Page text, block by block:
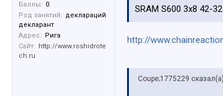
Баллы: 0
Род занятий: деклараций
декларант
Адрес: Рига
Сайт: http://www.roshidrote
ch.ru
SRAM S600 3x8 42-
http://
Coupe;1775229